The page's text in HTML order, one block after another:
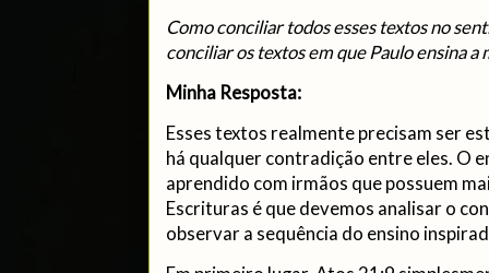
Como conciliar todos esses textos no
conciliar os textos em que Paulo ensina a
Minha Resposta:
Esses textos realmente precisam ser
há qualquer contradição entre eles. O
aprendido com irmãos que possuem
Escrituras é que devemos analisar o
observar a sequência do ensino